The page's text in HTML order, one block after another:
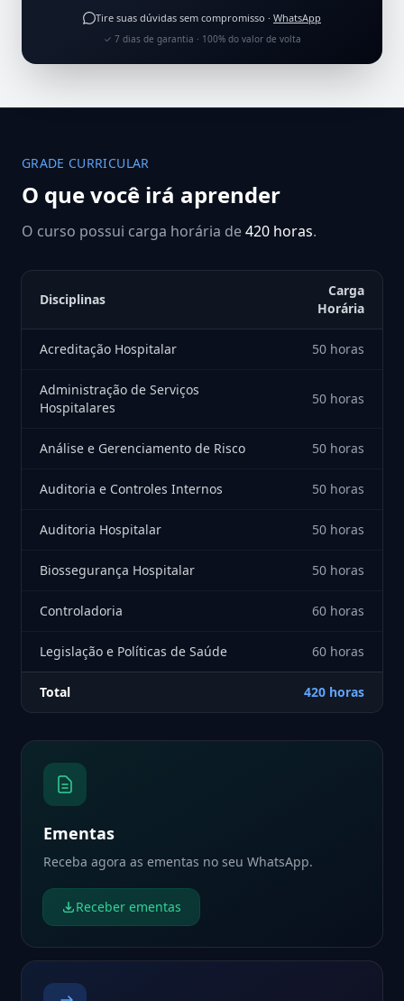
Tire suas dúvidas sem compromisso · WhatsApp
✓ 7 dias de garantia · 100% do valor de volta
GRADE CURRICULAR
O que você irá aprender
O curso possui carga horária de420 horas.
Disciplinas
Carga
Horária
Acreditação Hospitalar 50 horas
Administração de Serviços
Hospitalares
50 horas
Análise e Gerenciamento de Risco 50 horas
Auditoria e Controles Internos 50 horas
Auditoria Hospitalar 50 horas
Biossegurança Hospitalar 50 horas
Controladoria 60 horas
Legislação e Políticas de Saúde 60 horas
Total 420 horas
Ementas
Receba agora as ementas no seu WhatsApp.
Receber ementas